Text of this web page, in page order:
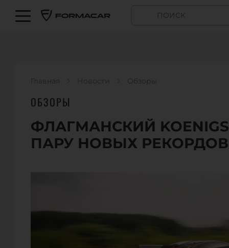
Главная Новости Обзоры
ОБЗОРЫ
ФЛАГМАНСКИЙ
ПАРУ НОВЫХ РЕКОРДОВ